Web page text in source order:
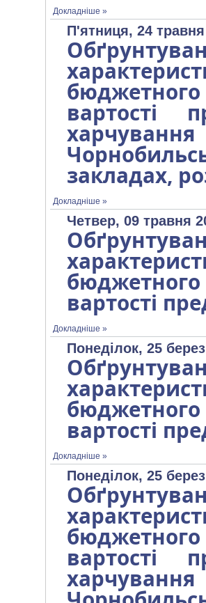
Докладніше »
П'ятниця, 24
вартості
закладах,
Докладніше »
Четвер, 09 травня
вартості
Докладніше »
Понеділок, 25
вартості
Докладніше »
Понеділок, 25
вартості